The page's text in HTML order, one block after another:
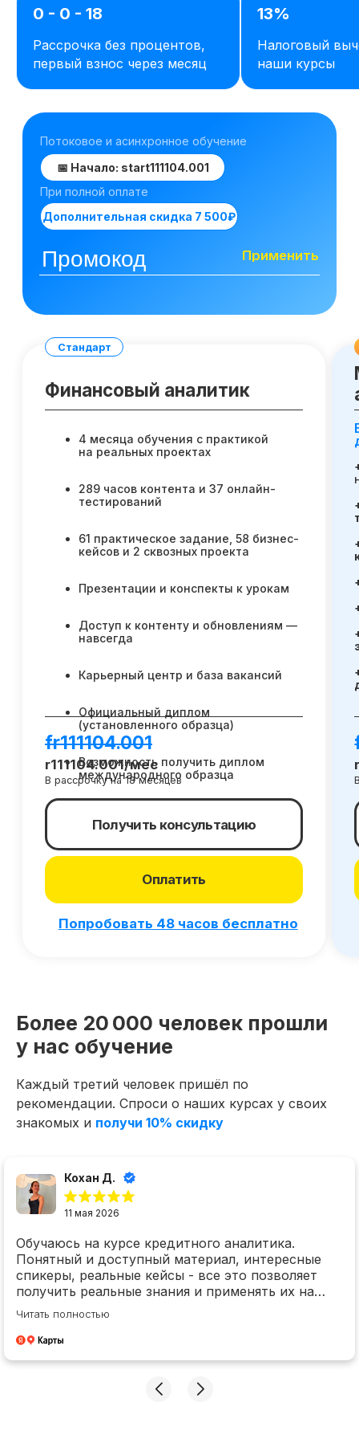
0 - 0 - 18
Рассрочка без процентов,
первый взнос через месяц
13%
Налоговый
наши курсы
Более 20 000 человек прошли
у нас обучение
Каждый третий человек пришёл по
рекомендации. Спроси о наших курсах у своих
знакомых и получи 10% скидку
Кохан Д.
11 мая 2026
Обучаюсь на курсе кредитного аналитика.
Понятный и доступный материал, интересные
спикеры, реальные кейсы - все это позволяет
получить реальные знания и применять их на
практике! Спасибо!
Читать полностью
Попробовать 48 часов бесплатно
Остались вопросы,
сами ознакомьтесь
с продуктом
О SF Education
Сотрудничество
Корпоративным клиентам
Отзывы
Cловарь иностранных терминов
Популярные направления
Маркетинг
Инвестиции и личные финансы
Аналитика
Бухгалтерия
Финансы